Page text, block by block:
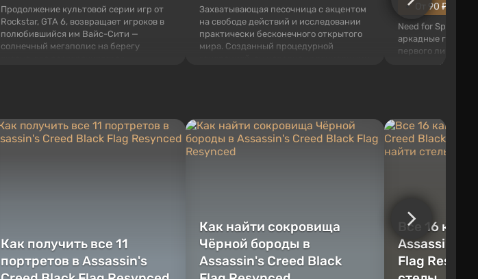
Продолжение культовой серии игр от
Rockstar, GTA 6, возвращает игроков в
полюбившийся им Вайс-Сити —
солнечный мегаполис на берегу
неприятности. И...
Захватывающая песочница с акцентом
на свободе действий и исследовании
практически бесконечного открытого
мира. Созданный процедурной
Игроку дана по...
От 90 ₽
Need for Speed:
аркадные гонки с
первого лица. В
нарушите
Как получить все 11
портретов в Assassin's
Как найти сокровища
Чёрной бороды в
Assassin's Creed Black
Все 16
Assassin's
Flag